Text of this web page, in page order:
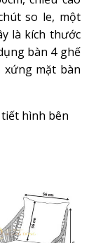
so le, một
là kích thước
bàn 4 ghế
xứng mặt bàn
hình bên